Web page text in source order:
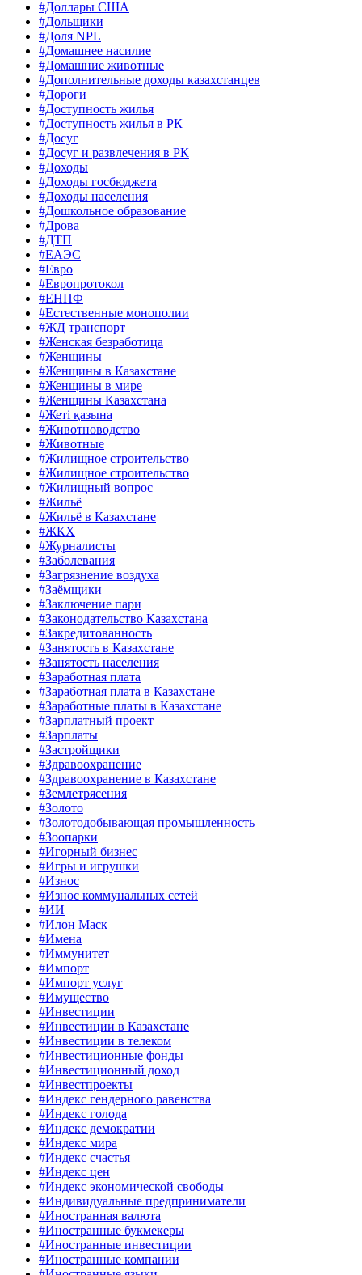
#Доллары США
#Дольщики
#Доля NPL
#Домашнее насилие
#Домашние животные
#Дополнительные доходы казахстанцев
#Дороги
#Доступность жилья
#Доступность жилья в РК
#Досуг
#Досуг и развлечения в РК
#Доходы
#Доходы госбюджета
#Доходы населения
#Дошкольное образование
#Дрова
#ДТП
#ЕАЭС
#Евро
#Европротокол
#ЕНПФ
#Естественные монополии
#ЖД транспорт
#Женская безработица
#Женщины
#Женщины в Казахстане
#Женщины в мире
#Женщины Казахстана
#Жеті қазына
#Животноводство
#Животные
#Жилищное строительство
#Жилищное строительство
#Жилищный вопрос
#Жильё
#Жильё в Казахстане
#ЖКХ
#Журналисты
#Заболевания
#Загрязнение воздуха
#Заёмщики
#Заключение пари
#Законодательство Казахстана
#Закредитованность
#Занятость в Казахстане
#Занятость населения
#Заработная плата
#Заработная плата в Казахстане
#Заработные платы в Казахстане
#Зарплатный проект
#Зарплаты
#Застройщики
#Здравоохранение
#Здравоохранение в Казахстане
#Землетрясения
#Золото
#Золотодобывающая промышленность
#Зоопарки
#Игорный бизнес
#Игры и игрушки
#Износ
#Износ коммунальных сетей
#ИИ
#Илон Маск
#Имена
#Иммунитет
#Импорт
#Импорт услуг
#Имущество
#Инвестиции
#Инвестиции в Казахстане
#Инвестиции в телеком
#Инвестиционные фонды
#Инвестиционный доход
#Инвестпроекты
#Индекс гендерного равенства
#Индекс голода
#Индекс демократии
#Индекс мира
#Индекс счастья
#Индекс цен
#Индекс экономической свободы
#Индивидуальные предприниматели
#Иностранная валюта
#Иностранные букмекеры
#Иностранные инвестиции
#Иностранные компании